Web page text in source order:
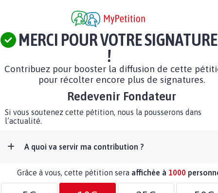
MERCI POUR VOTRE SIGNATURE
!
Contribuez pour booster la diffusion de cette
pour récolter encore plus de signatures.
Redevenir Fondateur
Si vous soutenez cette pétition, nous la pousserons dans
l’actualité.
A quoi va servir ma contribution ?
Grâce à vous, cette pétition sera affichée à 1000